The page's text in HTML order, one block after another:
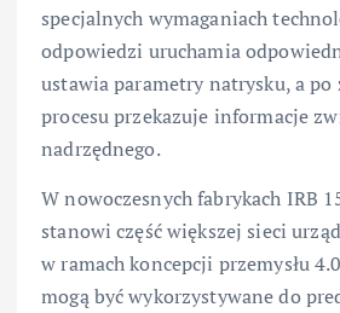
specjalnych wymaganiach
odpowiedzi uruchamia
ustawia parametry natrysku, a po
procesu przekazuje informacje
nadrzędnego.
W nowoczesnych fabrykach IRB
stanowi część większej sieci
w ramach koncepcji przemysłu
mogą być wykorzystywane do